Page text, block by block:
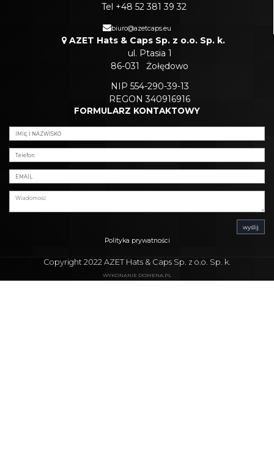
Dodano do zapytania produktowego
Zapytanie produktowe zostało wysłane
Tel +48 52 381 39 32
biuro@azetcaps.eu
AZET Hats & Caps Sp. z o.o. Sp. k.
ul. Ptasia 1
86-031
Żołędowo
NIP 554-290-39-13
REGON 340916916
FORMULARZ KONTAKTOWY
wyślij
Polityka prywatności
Copyright 2022 AZET Hats & Caps Sp. z o.o. Sp. k.
WYKONANIE DOMENA.PL